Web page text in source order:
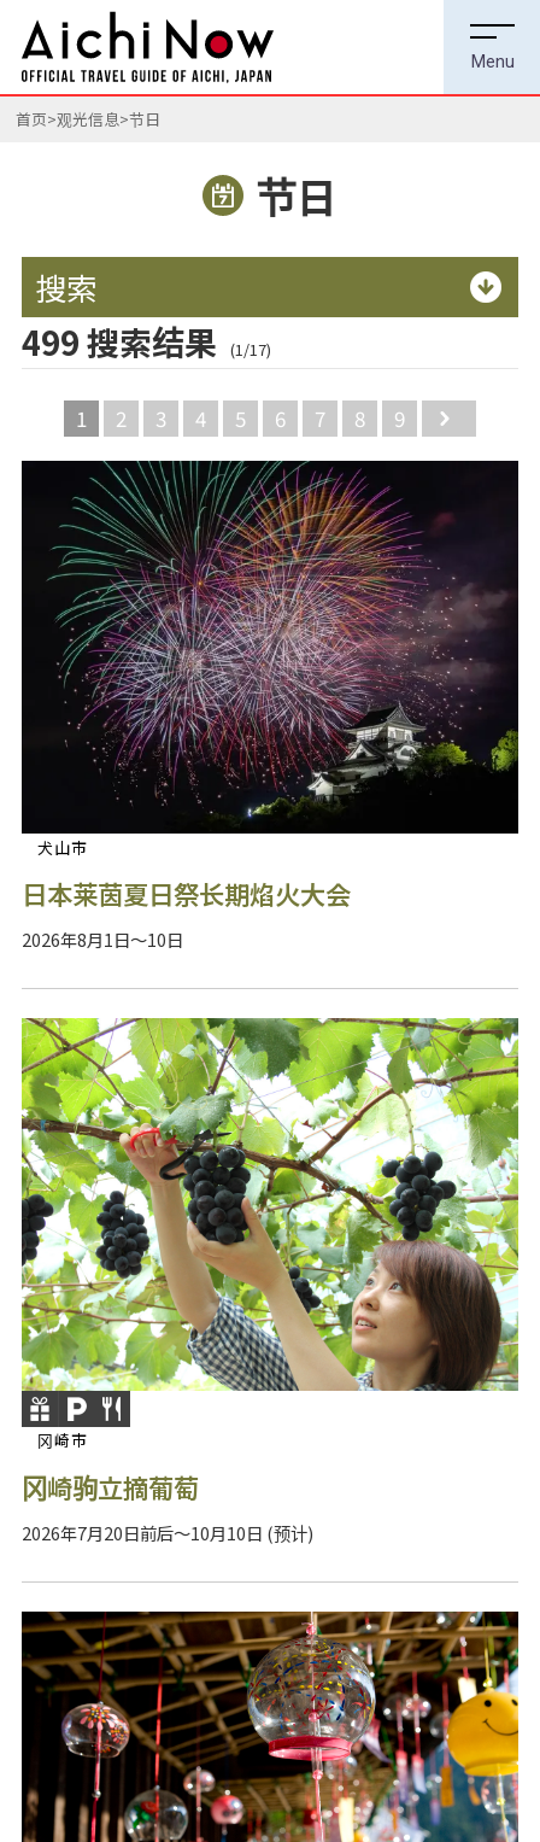
首页 观光信息 节日
节日
搜索
499 搜索结果 (1/17)
1 2 3 4 5 6 7 8 9
犬山市
日本莱茵夏日祭长期焰火大会
2026年8月1日～10日
冈崎市
冈崎驹立摘葡萄
2026年7月20日前后～10月10日 (预计)